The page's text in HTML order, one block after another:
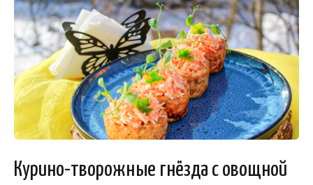
Курино-творожные гнёзда с овощной